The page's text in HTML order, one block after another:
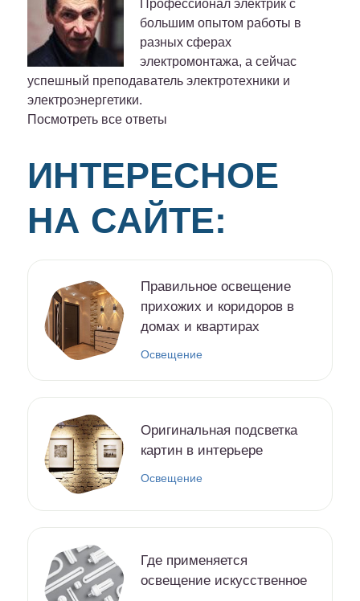
Профессионал электрик с
большим опытом работы в
разных сферах
электромонтажа, а сейчас
успешный преподаватель электротехники и
электроэнергетики.
Посмотреть все ответы
ИНТЕРЕСНОЕ
НА САЙТЕ:
Правильное освещение
прихожих и коридоров в
домах и квартирах
Освещение
Оригинальная подсветка
картин в интерьере
Освещение
Где применяется
освещение искусственное